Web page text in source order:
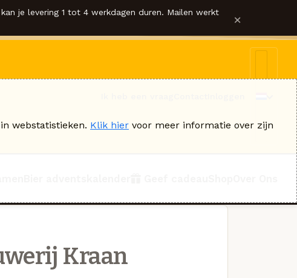
je levering 1 tot 4 werkdagen duren. Mailen werkt ×
Kraan
webstatistieken. Klik hier voor meer informatie over zijn